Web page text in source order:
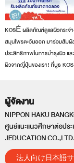
KOSÉ ผลิตภัณฑ์ดูแลผิวกระจ่า
สมุนไพรตะวันออก มาร่วมสัม
ประสิทธิภาพในการบำรุงผิว แ
ผิวจากญี่ปุ่นของเรา! ที่บูธ
ผู้จัดงาน
NIPPON HAKU
ศูนย์แนะแนวศึกษาต่อปร
JEDUCATION CO.,LTD.
法人向け日本語